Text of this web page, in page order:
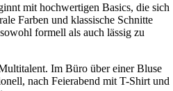
mit hochwertigen Basics, die sich
Farben und klassische Schnitte
formell als auch lässig zu
Im Büro über einer Bluse
nach Feierabend mit T-Shirt und